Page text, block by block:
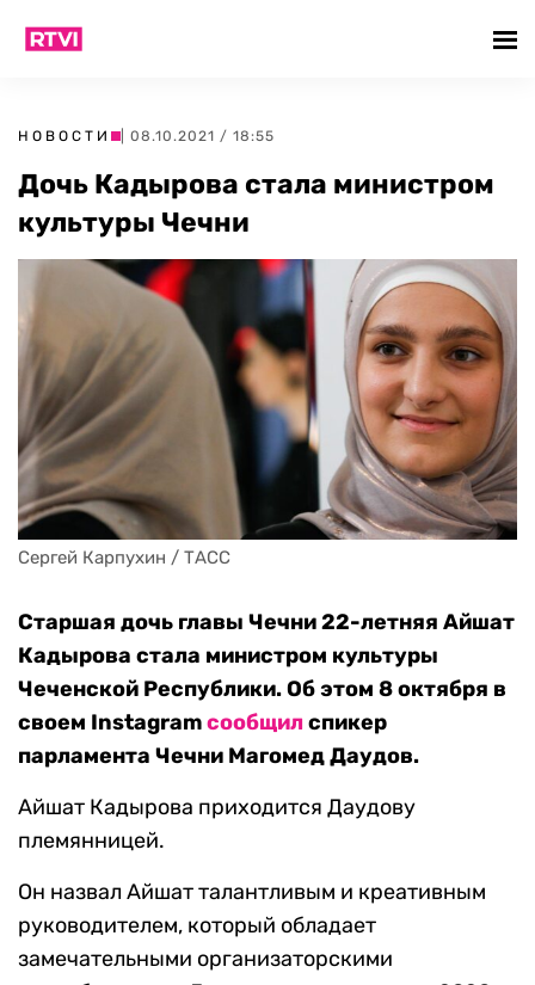
НОВОСТИ | 08.10.2021 / 18:55
Дочь Кадырова стала министром
культуры Чечни
Сергей Карпухин / ТАСС
Старшая дочь главы Чечни 22-летняя Айшат
Кадырова стала министром культуры
Чеченской Республики. Об этом 8 октября в
своем Instagramсообщилспикер
парламента Чечни Магомед Даудов.
Айшат Кадырова приходится Даудову
племянницей.
Он назвал Айшат талантливым и креативным
руководителем, который обладает
замечательными организаторскими